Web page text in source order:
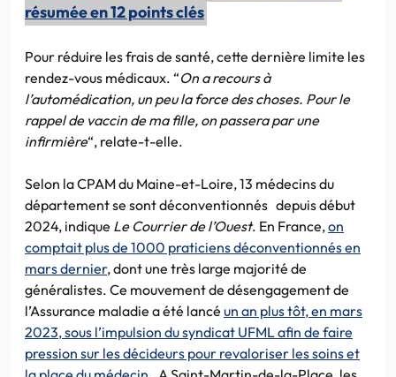
résumée en 12 points clés
Pour réduire les frais de santé, cette dernière limite les
rendez-vous médicaux. “On a recours à
l’automédication, un peu la force des choses. Pour le
rappel de vaccin de ma fille, on passera par une
infirmière“, relate-t-elle.
Selon la CPAM du Maine-et-Loire, 13 médecins du
département se sont déconventionnés depuis début
2024, indique Le Courrier de l’Ouest. En France,on
comptait plus de 1000 praticiens déconventionnés en
mars dernier, dont une très large majorité de
généralistes. Ce mouvement de désengagement de
l’Assurance maladie a été lancé un an plus tôt, en mars
2023, sous l’impulsion du syndicat UFML afin de faire
pression sur les décideurs pour revaloriser les soins et